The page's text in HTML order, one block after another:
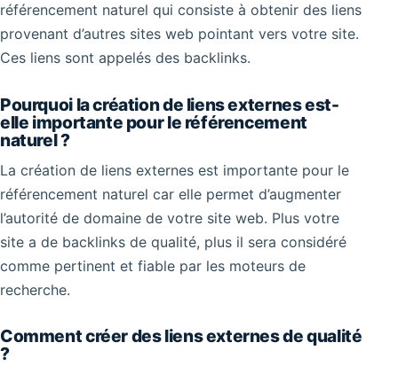
référencement naturel qui consiste à obtenir des liens
provenant d’autres sites web pointant vers votre site.
Ces liens sont appelés des backlinks.
Pourquoi la création de liens externes est-
elle importante pour le référencement
naturel ?
La création de liens externes est importante pour le
référencement naturel car elle permet d’augmenter
l’autorité de domaine de votre site web. Plus votre
site a de backlinks de qualité, plus il sera considéré
comme pertinent et fiable par les moteurs de
recherche.
Comment créer des liens externes de qualité
?